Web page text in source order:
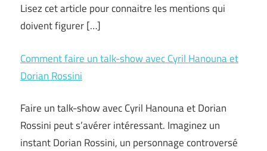
Lisez cet article pour connaitre les mentions qui
doivent figurer […]
Comment faire un talk-show avec Cyril Hanouna et
Dorian Rossini
Faire un talk-show avec Cyril Hanouna et Dorian
Rossini peut s’avérer intéressant. Imaginez un
instant Dorian Rossini, un personnage controversé